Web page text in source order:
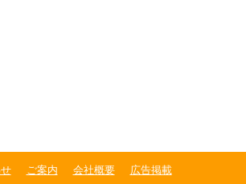
ご案内 会社概要
広告掲載